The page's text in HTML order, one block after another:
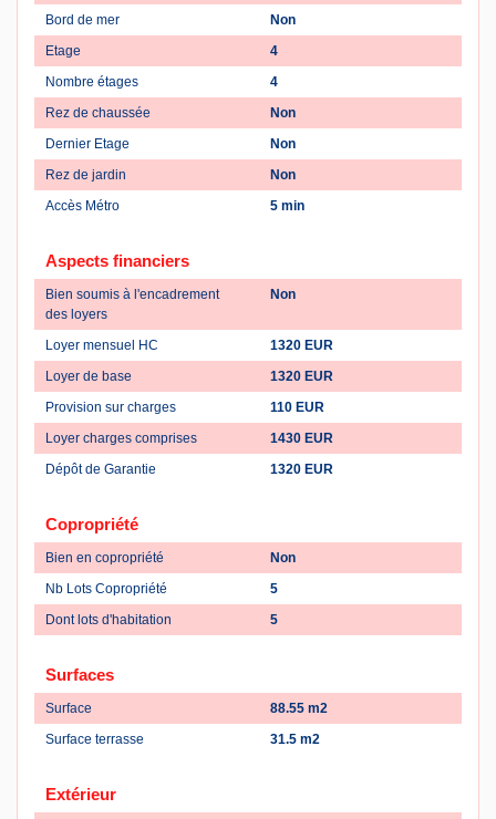
Bord de mer
Non
Etage
4
Nombre étages
4
Rez de chaussée
Non
Dernier Etage
Non
Rez de jardin
Non
Accès Métro
5 min
Aspects financiers
Bien soumis à l'encadrement
des loyers
Non
Loyer mensuel HC
1320 EUR
Loyer de base
1320 EUR
Provision sur charges
110 EUR
Loyer charges comprises
1430 EUR
Dépôt de Garantie
1320 EUR
Copropriété
Bien en copropriété
Non
Nb Lots Copropriété
5
Dont lots d'habitation
5
Surfaces
Surface
88.55 m2
Surface terrasse
31.5 m2
Extérieur